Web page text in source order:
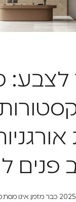
ל-
עיצוב פנים בשנת 2025 כבר